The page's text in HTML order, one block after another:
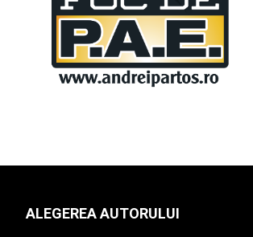
ALEGEREA AUTORULUI